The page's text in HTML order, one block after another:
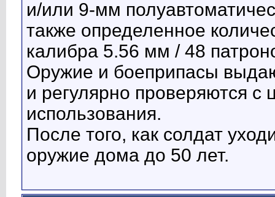
и/или 9-мм
также определенное
калибра 5.56 мм / 48
Оружие и боеприпасы
и регулярно проверяются
использования.
После того, как солдат
оружие дома до 50 лет.